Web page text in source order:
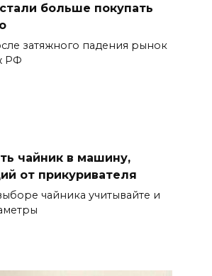
больше покупать
затяжного падения рынок
РФ
чайник в машину,
от прикуривателя
чайника учитывайте и